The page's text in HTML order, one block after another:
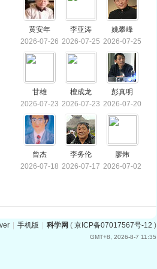
黄安年
2026-07-26
李亚涛
2026-07-25
姚攀峰
2026-07-25
甘雄
2026-07-23
檀成龙
2026-07-23
彭真明
2026-07-20
曾杰
2026-07-18
李务伦
2026-07-17
廖炜
2026-07-02
手机版 科学网 ( 京ICP备07017567号-12 )
GMT+8, 2026-8-7 11:35